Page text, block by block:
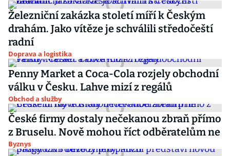
Železniční zakázka století míří k Českým
drahám. Jako vítěze je schválili středočeští
radní
Doprava a logistika
Penny Market a Coca-Cola rozjely obchodní
válku v Česku. Lahve mizí z regálů
Obchod a služby
České firmy dostaly nečekanou zbraň přímo
z Bruselu. Nově mohou říct odběratelům ne
Byznys